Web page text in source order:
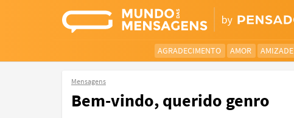
AGRADECIMENTO AMOR AMIZADE
Mensagens
Bem-vindo, querido genro